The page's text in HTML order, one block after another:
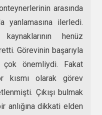
arasında
yanlamasına ilerledi.
henüz
Görevinin başarıyla
çok önemliydi. Fakat
kısmı olarak görev
Çıkışı bulmak
anlığına dikkati elden